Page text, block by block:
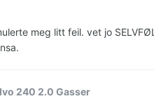
meg litt feil. vet jo
240 2.0 Gasser